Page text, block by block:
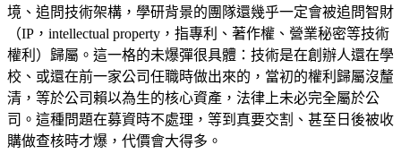
境、追問技術架構，學研背景的團隊還幾乎一定會被追問智財
（IP，intellectual property，指專利、著作權、營業秘密等技術
權利）歸屬。這一格的未爆彈很具體：技術是在創辦人還在學
校、或還在前一家公司任職時做出來的，當初的權利歸屬沒釐
清，等於公司賴以為生的核心資產，法律上未必完全屬於公
司。這種問題在募資時不處理，等到真要交割、甚至日後被收
購做查核時才爆，代價會大得多。